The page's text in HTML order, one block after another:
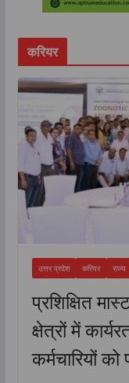
करियर
उत्तर प्रदेश करियर राज्य
प्रशिक्षित
क्षेत्रों में
कर्मचारियों